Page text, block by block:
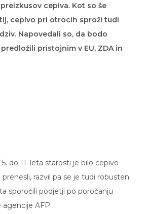
cepiva. Kot so še
cepivo pri otrocih sproži tudi
Napovedali so, da bodo
pristojnim v EU, ZDA in
do 11. leta starosti je bilo cepivo
razvil pa se je tudi robusten
sporočili podjetji po poročanju
AFP.